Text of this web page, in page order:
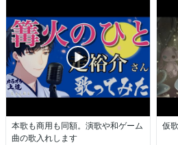
本歌も商用も同額。演歌や和ゲーム
曲の歌入れします
仮